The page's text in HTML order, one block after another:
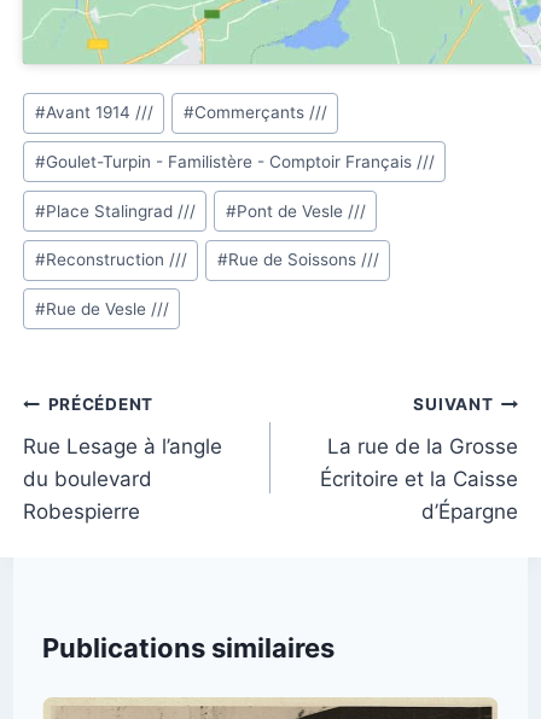
Étiquettes
de
la
publication :
#Avant 1914 /// #Commerçants ///
#Goulet-Turpin - Familistère - Comptoir Français ///
#Place Stalingrad /// #Pont de Vesle ///
#Reconstruction /// #Rue de Soissons ///
#Rue de Vesle ///
Navigation
de
l’article
PRÉCÉDENT
Rue Lesage à l’angle
du boulevard
Robespierre
SUIVANT
La rue de la Grosse
Écritoire et la Caisse
d’Épargne
Publications similaires